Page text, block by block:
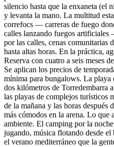
silencio hasta que la enxaneta (el
y levanta la mano. La multitud
correfocs — carreras de fuego
calles lanzando fuegos artificiales
por las calles, cenas comunitarias
hasta altas horas. En la práctica,
Reserva con cuatro a seis meses
Se aplican los precios de
mínima para bungalows. La playa
dos kilómetros de Torredembarra
las playas de complejos turísticos
de la mañana y las horas después
más cómodos en la arena. Lo que
ambiente. El camping por la
jugando, música flotando desde
el verano mediterráneo que la